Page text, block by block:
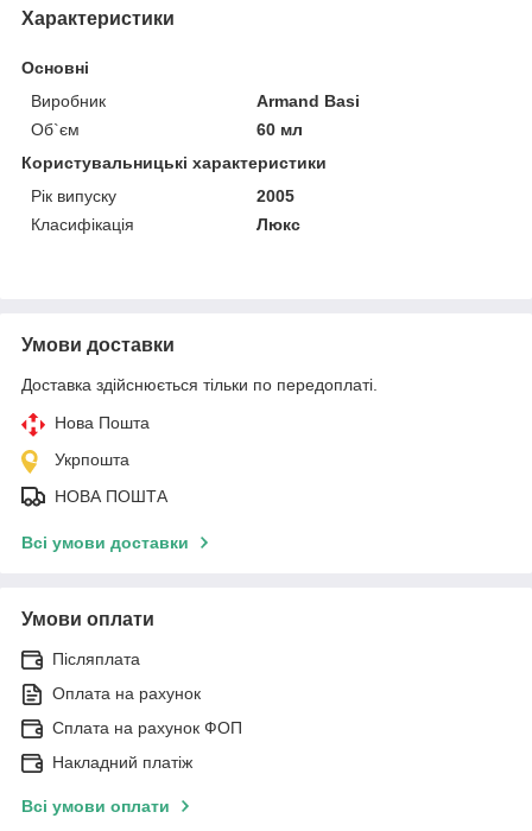
Характеристики
Основні
Виробник
Armand Basi
Об`єм
60 мл
Користувальницькі характеристики
Рік випуску
2005
Класифікація
Люкс
Умови доставки
Доставка здійснюється тільки по передоплаті.
Нова Пошта
Укрпошта
НОВА ПОШТА
Всі умови доставки
Умови оплати
Післяплата
Оплата на рахунок
Сплата на рахунок ФОП
Накладний платіж
Всі умови оплати